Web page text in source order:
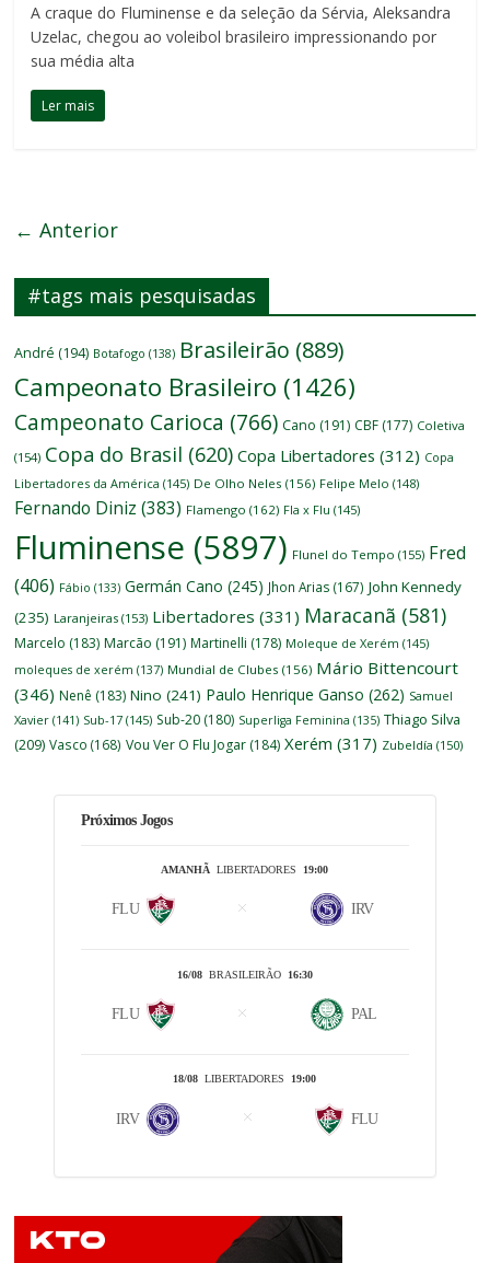
A craque do Fluminense e da seleção da Sérvia, Aleksandra
Uzelac, chegou ao voleibol brasileiro impressionando por
sua média alta
Ler mais
← Anterior
#tags mais pesquisadas
André (194) Botafogo (138) Brasileirão (889)
Campeonato Brasileiro (1426)
Campeonato Carioca (766) Cano (191) CBF (177) Coletiva
(154) Copa do Brasil (620) Copa Libertadores (312) Copa
Libertadores da América (145) De Olho Neles (156) Felipe Melo (148)
Fernando Diniz (383) Flamengo (162) Fla x Flu (145)
Fluminense (5897) Flunel do Tempo (155) Fred
(406) Fábio (133) Germán Cano (245) Jhon Arias (167) John Kennedy
(235) Laranjeiras (153) Libertadores (331) Maracanã (581)
Marcelo (183) Marcão (191) Martinelli (178) Moleque de Xerém (145)
moleques de xerém (137) Mundial de Clubes (156) Mário Bittencourt
(346) Nenê (183) Nino (241) Paulo Henrique Ganso (262) Samuel
Xavier (141) Sub-17 (145) Sub-20 (180) Superliga Feminina (135) Thiago Silva
(209) Vasco (168) Vou Ver O Flu Jogar (184) Xerém (317) Zubeldía (150)
Próximos Jogos
AMANHÃ LIBERTADORES 19:00
FLU IRV
16/08BRASILEIRÃO 16:30
FLU PAL
18/08 LIBERTADORES 19:00
IRV FLU